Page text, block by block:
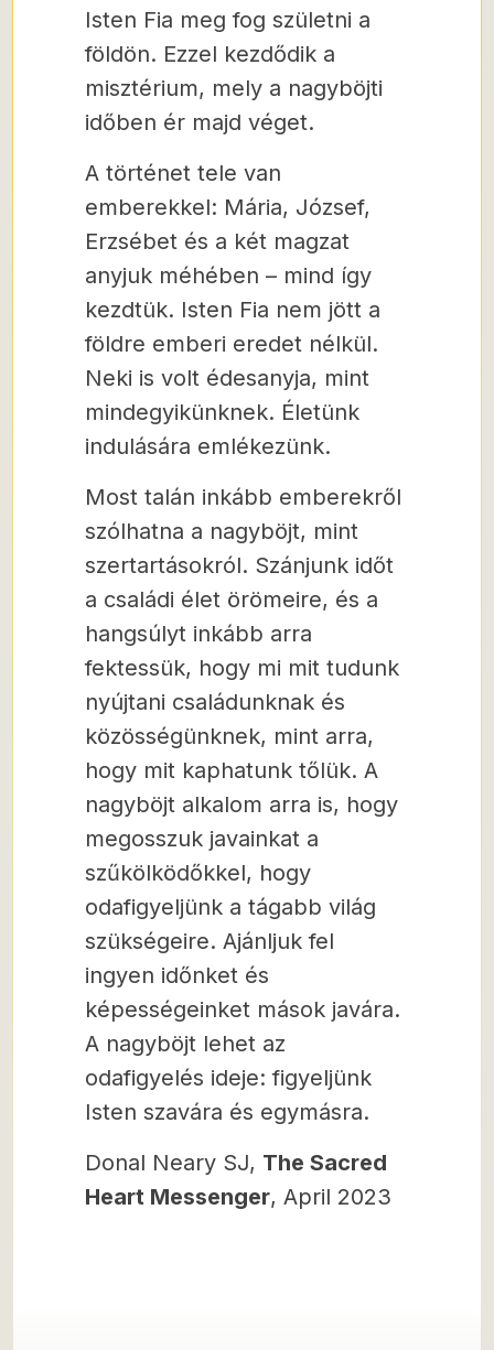
Isten Fia meg fog születni a
földön. Ezzel kezdődik a
misztérium, mely a nagyböjti
időben ér majd véget.
A történet tele van
emberekkel: Mária, József,
Erzsébet és a két magzat
anyjuk méhében – mind így
kezdtük. Isten Fia nem jött a
földre emberi eredet nélkül.
Neki is volt édesanyja, mint
mindegyikünknek. Életünk
indulására emlékezünk.
Most talán inkább emberekről
szólhatna a nagyböjt, mint
szertartásokról. Szánjunk időt
a családi élet örömeire, és a
hangsúlyt inkább arra
fektessük, hogy mi mit tudunk
nyújtani családunknak és
közösségünknek, mint arra,
hogy mit kaphatunk tőlük. A
nagyböjt alkalom arra is, hogy
megosszuk javainkat a
szűkölködőkkel, hogy
odafigyeljünk a tágabb világ
szükségeire. Ajánljuk fel
ingyen időnket és
képességeinket mások javára.
A nagyböjt lehet az
odafigyelés ideje: figyeljünk
Isten szavára és egymásra.
Donal Neary SJ, The Sacred
Heart Messenger, April 2023